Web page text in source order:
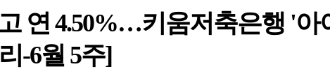
연 4.50%…키움저축은행 '아
-6월 5주]